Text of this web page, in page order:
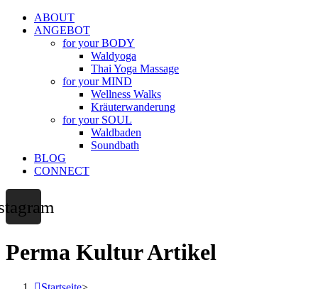
ABOUT
ANGEBOT
for your BODY
Waldyoga
Thai Yoga Massage
for your MIND
Wellness Walks
Kräuterwanderung
for your SOUL
Waldbaden
Soundbath
BLOG
CONNECT
Perma Kultur Artikel